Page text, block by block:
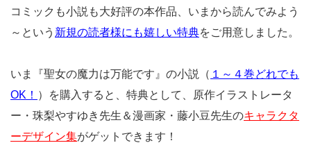
コミックも小説も大好評の本作品、いまから読んでみよう
～という 新規の読者様にも嬉しい特典をご用意しました。
いま『聖女の魔力は万能です』の小説（ １～４巻どれでも
OK！ ）を購入すると、特典として、原作イラストレータ
ー・珠梨やすゆき先生＆漫画家・藤小豆先生のキャラクタ
ーデザイン集がゲットできます！